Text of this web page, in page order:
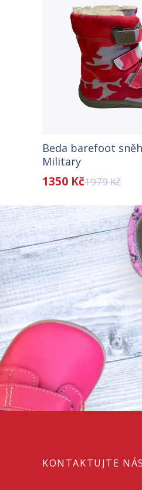
Beda barefoot
Military
1350 Kč1979 Kč
KONTAKTUJTE NÁS